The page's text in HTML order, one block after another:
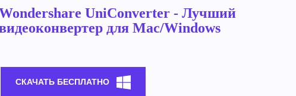
UniConverter - Лучший
для Mac/Windows
СКАЧАТЬ БЕСПЛАТНО